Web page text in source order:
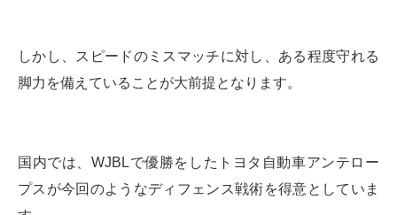
しかし、スピードのミスマッチに対し、ある程度守れる
脚力を備えていることが大前提となります。
国内では、WJBLで優勝をしたトヨタ自動車アンテロー
プスが今回のようなディフェンス戦術を得意としていま